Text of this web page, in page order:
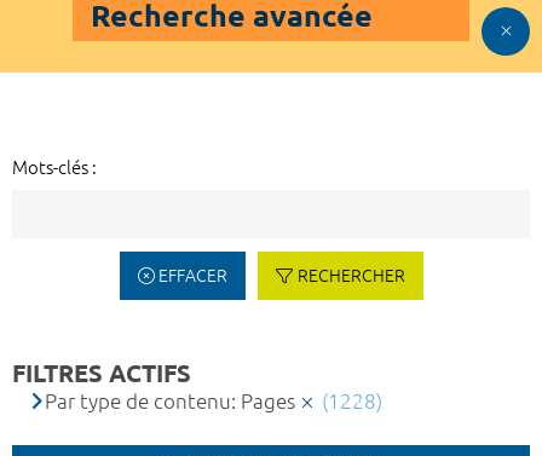
Recherche avancée
Mots-clés :
EFFACER RECHERCHER
FILTRES ACTIFS
Par type de contenu: Pages (1228)